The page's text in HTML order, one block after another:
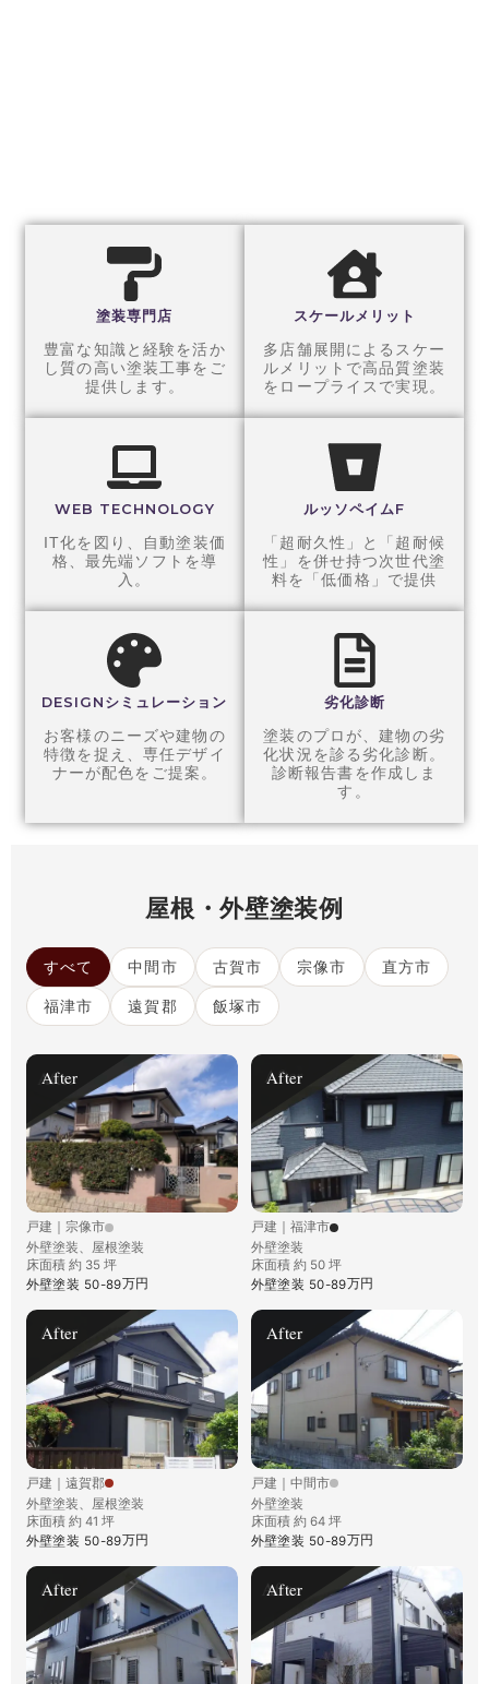
塗装専門店
豊富な知識と経験を活か
し質の高い塗装工事をご
提供します。
スケールメリット
多店舗展開によるスケー
ルメリットで高品質塗装
をロープライスで実現。
WEB TECHNOLOGY
IT化を図り、自動塗装価
格、最先端ソフトを導
入。
ルッソペイムF
「超耐久性」と「超耐候
性」を併せ持つ次世代塗
料を「低価格」で提供
DESIGNシミュレーション
お客様のニーズや建物の
特徴を捉え、専任デザイ
ナーが配色をご提案。
劣化診断
塗装のプロが、建物の劣
化状況を診る劣化診断。
診断報告書を作成しま
す。
屋根・外壁塗装例
すべて 中間市 古賀市 宗像市 直方市
福津市 遠賀郡 飯塚市
After
戸建
宗像市
外壁塗装、屋根塗装
床面積 約 35 坪
外壁塗装 50-89万円
After
戸建
福津市
外壁塗装
床面積 約 50 坪
外壁塗装 50-89万円
After
戸建 ｜ 遠賀郡
外壁塗装、屋根塗装
床面積 約 41 坪
外壁塗装 50-89万円
After
戸建 ｜ 中間市
外壁塗装
床面積 約 64 坪
外壁塗装 50-89万円
After After